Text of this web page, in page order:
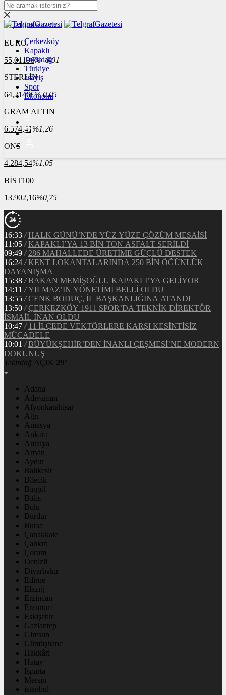
DOLAR
47,7102$% 0.17
EURO
55,0119€% -0.01
STERLİN
64,2146£% 0.05
GRAM ALTIN
6.574,41 %1,26
ONS
4.284,54%1,05
BİST100
13.902,16%0,75
Çerkezköy
Kapaklı
Tekirdağ
Türkiye
asayiş
Spor
Ekonomi
16:33 / HALK GÜNÜ’NDE YÜZ YÜZE ÇÖZÜM MESAİSİ
11:05 / KAPAKLI’YA 13 BİN TON ASFALT SERİLDİ
09:49 / 286 MAHALLEDE ÜRETİME GÜÇLÜ DESTEK
16:24 / KENT LOKANTALARINDA 250 BİN ÖĞÜNLÜK
DAYANIŞMA
15:38 / BAKAN MEMİŞOĞLU KAPAKLI’YA GELİYOR
14:11 / YILMAZ’IN YÖNETİMİ BELLİ OLDU
13:55 / CENK BODUÇ, İL BAŞKANLIĞINA ATANDI
13:50 / ÇERKEZKÖY 1911 SPOR’DA TEKNİK DİREKTÖR
İSMAİL İNAN OLDU
10:47 / 11 İLÇEDE VEKTÖRLERE KARŞI KESİNTİSİZ
MÜCADELE
10:01 / BÜYÜKŞEHİR’DEN İNANLI ÇEŞMESİ’NE MODERN
DOKUNUŞ
Tekirdağ AÇIK 29°
Adana
Adıyaman
Afyonkarahisar
Ağrı
Amasya
Ankara
Antalya
Artvin
Aydın
Balıkesir
Bilecik
Bingöl
Bitlis
Bolu
Burdur
Bursa
Çanakkale
Çankırı
Çorum
Denizli
Diyarbakır
Edirne
Elazığ
Erzincan
Erzurum
Eskişehir
Gaziantep
Giresun
Gümüşhane
Hakkâri
Hatay
Isparta
Mersin
istanbul